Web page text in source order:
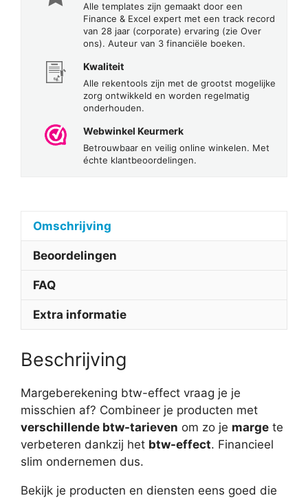
Alle templates zijn gemaakt door een
Finance & Excel expert met een track record
van 28 jaar (corporate) ervaring (zie Over
ons). Auteur van 3 financiële boeken.
Kwaliteit
Alle rekentools zijn met de grootst mogelijke
zorg ontwikkeld en worden regelmatig
onderhouden.
Webwinkel Keurmerk
Betrouwbaar en veilig online winkelen. Met
échte klantbeoordelingen.
Omschrijving
Beoordelingen
FAQ
Extra informatie
Beschrijving
Margeberekening btw-effect vraag je je
misschien af? Combineer je producten met
verschillende btw-tarieven om zo je marge te
verbeteren dankzij het btw-effect. Financieel
slim ondernemen dus.
Bekijk je producten en diensten eens goed die